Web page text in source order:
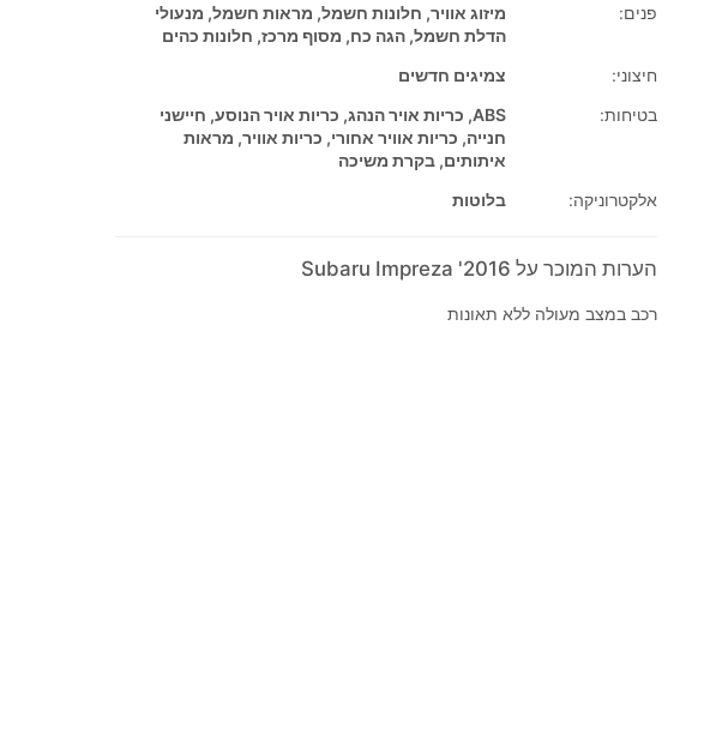
פנים:
מיזוג אוויר, חלונות חשמל, מראות חשמל, מנעולי
הדלת חשמל, הגה כח, מסוף מרכז, חלונות כהים
חיצוני:
צמיגים חדשים
בטיחות:
ABS, כריות אויר הנהג, כריות אויר הנוסע, חיישני
חנייה, כריות אוויר אחורי, כריות אוויר, מראות
איתותים, בקרת משיכה
אלקטרוניקה:
בלוטות
הערות המוכר על 2016' Subaru Impreza
רכב במצב מעולה ללא תאונות